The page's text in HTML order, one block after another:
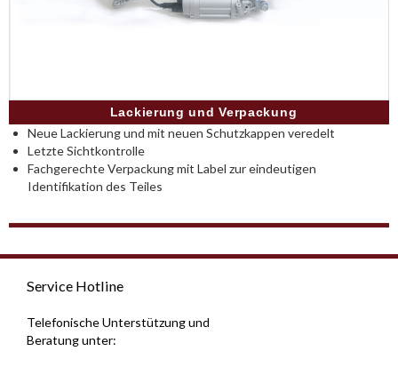
Lackierung und Verpackung
Neue Lackierung und mit neuen Schutzkappen veredelt
Letzte Sichtkontrolle
Fachgerechte Verpackung mit Label zur eindeutigen
Identifikation des Teiles
Service Hotline
Telefonische Unterstützung und
Beratung unter: